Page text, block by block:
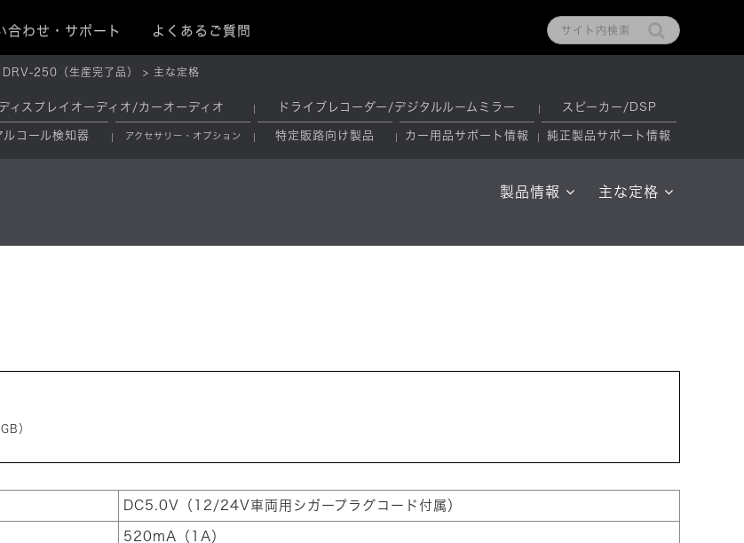
合わせ・サポート よくあるご質問
DRV-250（生産完了品） 主な定格
ディスプレイオーディオ/カーオーディオ ドライブレコーダー/デジタルルームミラー スピーカー/DSP
ルコール検知器 アクセサリー・オプション 特定販路向け製品 カー用品サポート情報 純正製品サポート情報
製品情報 主な定格
）
DC5.0V（12/24V車両用シガープラグコード付属）
520mA（1A）